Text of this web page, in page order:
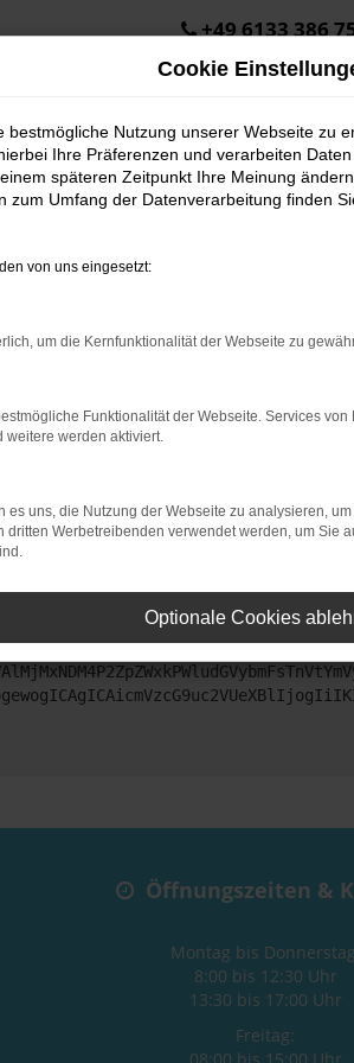
+49 6133 386
bestimmter Seiten verhindern.
dem neuesten Stand sind.
kann auch dazu führen, dass
uns bitte. Wir werden versuchen,
Öffnungszeiten &
Montag bis
8:00 bis 12:30 Uhr
13:30 bis 17:00 Uhr
Freitag:
Cookie
bestmögliche Nutzung unserer Webseite zu
Ihre Präferenzen und verarbeiten
späteren Zeitpunkt Ihre Meinung
zum Umfang der Datenverarbeitung finden
von uns eingesetzt:
um die Kernfunktionalität der Webseite zu
Funktionalität der Webseite. Services
weitere werden aktiviert.
es uns, die Nutzung der Webseite zu analysieren,
dritten Werbetreibenden verwendet werden, um Sie
Optionale Cookies